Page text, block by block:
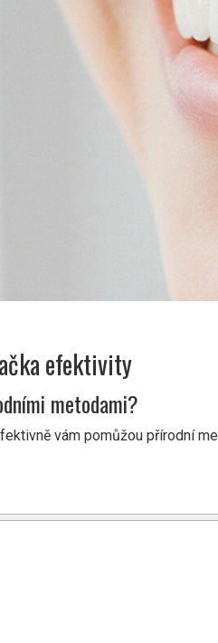
efektivity
metodami?
vám pomůžou přírodní